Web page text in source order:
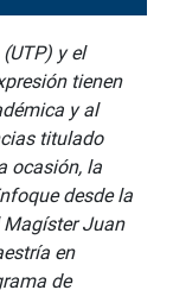
y el
tienen
y al
titulado
ocasión, la
desde la
Magíster Juan
en
de